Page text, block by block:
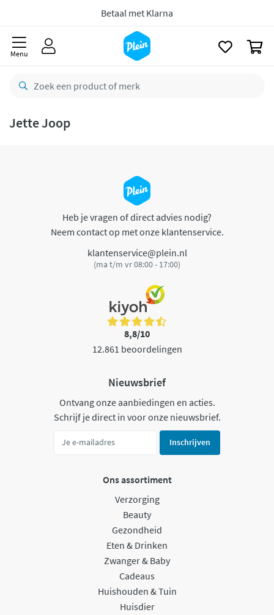
Betaal met Klarna
Menu
Jette Joop
Heb je vragen of direct advies nodig?
Neem contact op met onze klantenservice.
klantenservice@plein.nl
(ma t/m vr 08:00 - 17:00)
8,8/10
12.861 beoordelingen
Nieuwsbrief
Ontvang onze aanbiedingen en acties.
Schrijf je direct in voor onze nieuwsbrief.
Inschrijven
Ons assortiment
Verzorging
Beauty
Gezondheid
Eten & Drinken
Zwanger & Baby
Cadeaus
Huishouden & Tuin
Huisdier